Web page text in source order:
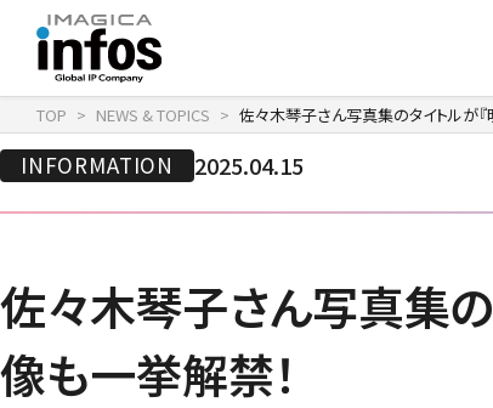
IP / MEDIA
事業紹介
COMPANY
会社情報
RECRUIT
採用情報
新卒採用
TOP NEWS & TOPICS 佐々木琴子さん写真集のタイトルが
INFORMATION 2025.04.15
佐々木琴子さん写真集
像も一挙解禁！